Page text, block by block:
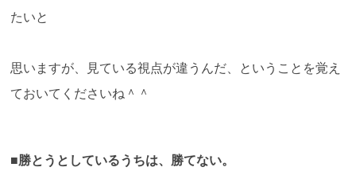
たいと
思いますが、見ている視点が違うんだ、ということを覚え
ておいてくださいね＾＾
■勝とうとしているうちは、勝てない。